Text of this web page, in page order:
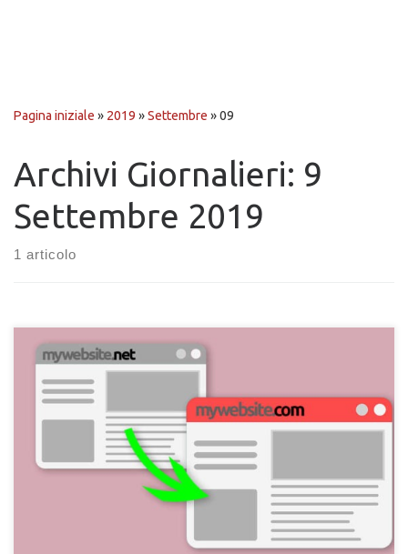
Pagina iniziale » 2019 »Settembre »09
Archivi Giornalieri: 9
Settembre 2019
1 articolo
Come reindirizzare correttamente un sito ad un altro dal file
htaccess. Reindirizzare uno o più domini web verso uno
principale facilmente e non perdere il traffico.